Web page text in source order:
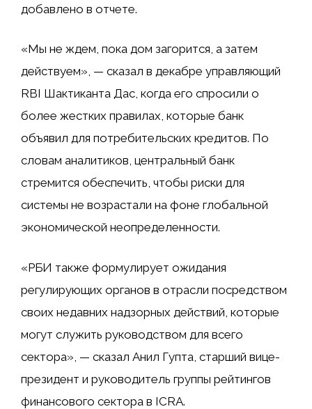
добавлено в отчете.
«Мы не ждем, пока дом загорится, а затем
действуем», — сказал в декабре управляющий
RBI Шактиканта Дас, когда его спросили о
более жестких правилах, которые банк
объявил для потребительских кредитов. По
словам аналитиков, центральный банк
стремится обеспечить, чтобы риски для
системы не возрастали на фоне глобальной
экономической неопределенности.
«РБИ также формулирует ожидания
регулирующих органов в отрасли посредством
своих недавних надзорных действий, которые
могут служить руководством для всего
сектора», — сказал Анил Гупта, старший вице-
президент и руководитель группы рейтингов
финансового сектора в ICRA.